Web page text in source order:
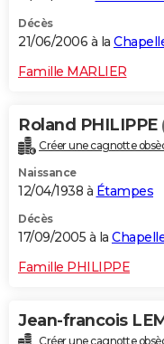
Décès
21/06/2006 à la
Famille MARLIER
Roland PHILIPPE
Créer une cagnotte
Naissance
12/04/1938 à Étampes
Décès
17/09/2005 à la
Famille PHILIPPE
Jean-francois
Créer une cagnotte